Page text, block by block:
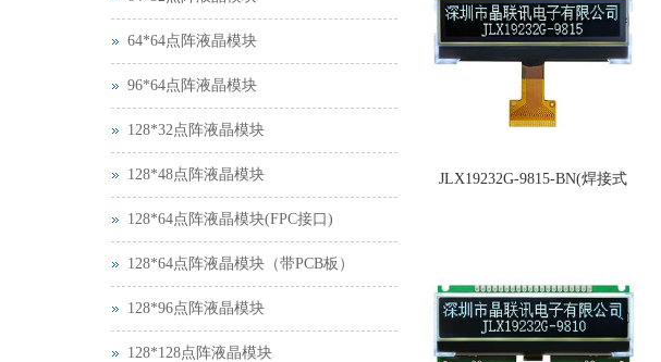
JLX19232G-9815-BN(焊接式
64*64点阵液晶模块
96*64点阵液晶模块
128*32点阵液晶模块
128*48点阵液晶模块
128*64点阵液晶模块(FPC接口)
128*64点阵液晶模块（带PCB板）
128*96点阵液晶模块
128*128点阵液晶模块